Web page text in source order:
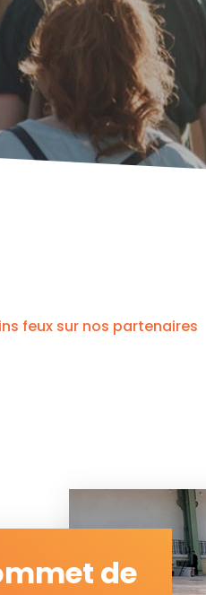
feux sur nos partenaires
de